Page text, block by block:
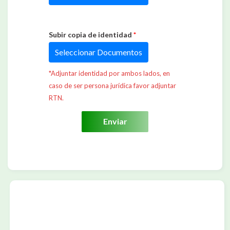
Subir copia de identidad *
Seleccionar Documentos
*Adjuntar identidad por ambos lados, en
caso de ser persona jurídica favor adjuntar
RTN.
Enviar